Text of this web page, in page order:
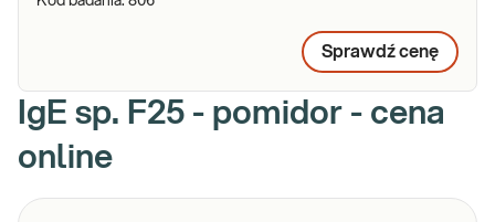
Sprawdź cenę
IgE sp. F25 - pomidor - cena
online